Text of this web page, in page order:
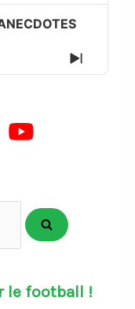
Next
Episode
le football !